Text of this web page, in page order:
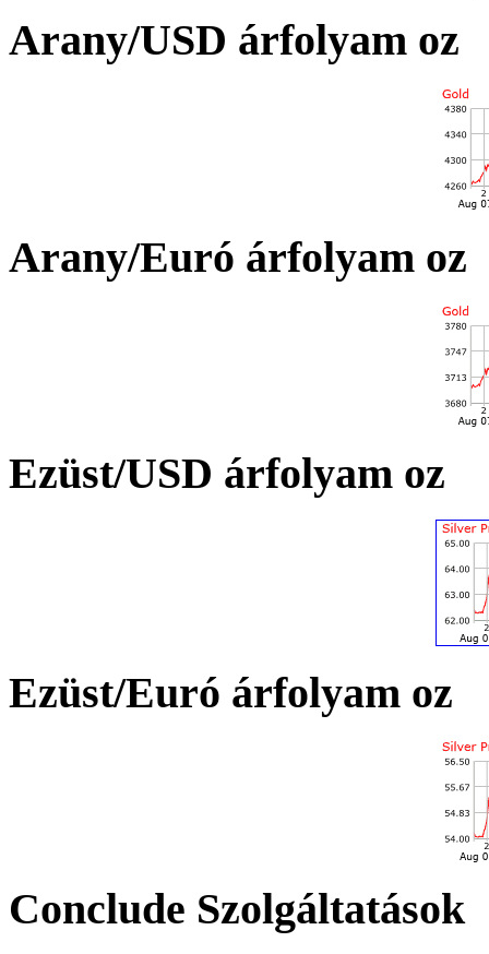
Arany/USD árfolyam oz
Arany/Euró árfolyam oz
Ezüst/USD árfolyam oz
Ezüst/Euró árfolyam oz
Conclude Szolgáltatások